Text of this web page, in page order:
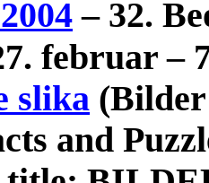
– 32.
februar –
slika
and